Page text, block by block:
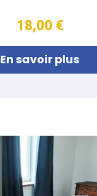
18,00 €
En savoir plus